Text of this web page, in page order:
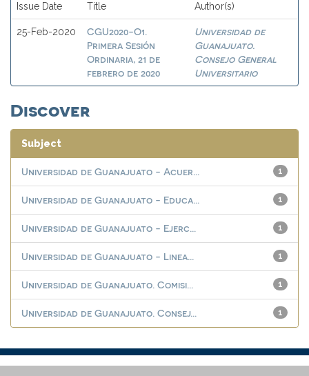
Issue Date Title Author(s)
25-Feb-2020
CGU2020-O1.
Primera Sesión
Ordinaria, 21 de
febrero de 2020
Universidad de
Guanajuato.
Consejo General
Universitario
Discover
Subject
1
Universidad de Guanajuato - Acuer...
1
Universidad de Guanajuato - Educa...
1
Universidad de Guanajuato - Ejerc...
1
Universidad de Guanajuato - Linea...
1
Universidad de Guanajuato. Comisi...
1
Universidad de Guanajuato. Consej...